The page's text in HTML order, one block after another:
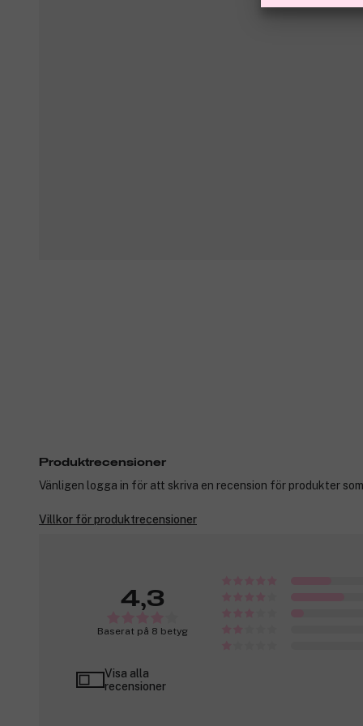
Produktrecensioner
Vänligen logga in för att skriva en recension för produkter
Villkor för produktrecensioner
4,3
Baserat på 8 betyg
Visa alla
recensioner